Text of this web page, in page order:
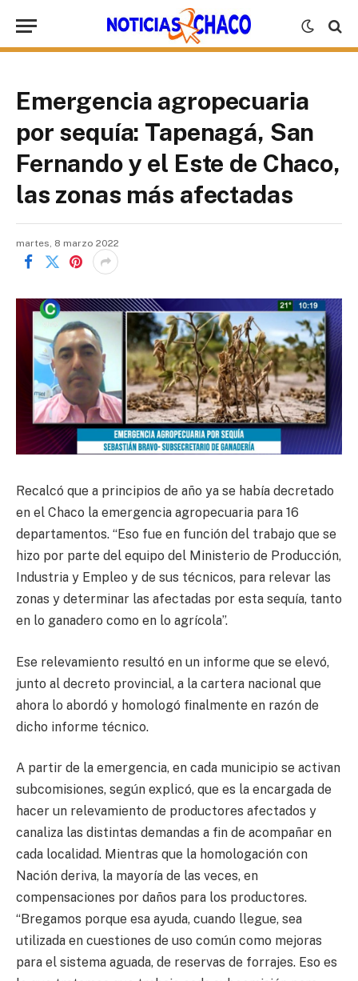
Emergencia agropecuaria
por sequía: Tapenagá, San
Fernando y el Este de Chaco,
las zonas más afectadas
martes, 8 marzo 2022
Recalcó que a principios de año ya se había decretado
en el Chaco la emergencia agropecuaria para 16
departamentos. “Eso fue en función del trabajo que se
hizo por parte del equipo del Ministerio de Producción,
Industria y Empleo y de sus técnicos, para relevar las
zonas y determinar las afectadas por esta sequía, tanto
en lo ganadero como en lo agrícola”.
Ese relevamiento resultó en un informe que se elevó,
junto al decreto provincial, a la cartera nacional que
ahora lo abordó y homologó finalmente en razón de
dicho informe técnico.
A partir de la emergencia, en cada municipio se activan
subcomisiones, según explicó, que es la encargada de
hacer un relevamiento de productores afectados y
canaliza las distintas demandas a fin de acompañar en
cada localidad. Mientras que la homologación con
Nación deriva, la mayoría de las veces, en
compensaciones por daños para los productores.
“Bregamos porque esa ayuda, cuando llegue, sea
utilizada en cuestiones de uso común como mejoras
para el sistema aguada, de reservas de forrajes. Eso es